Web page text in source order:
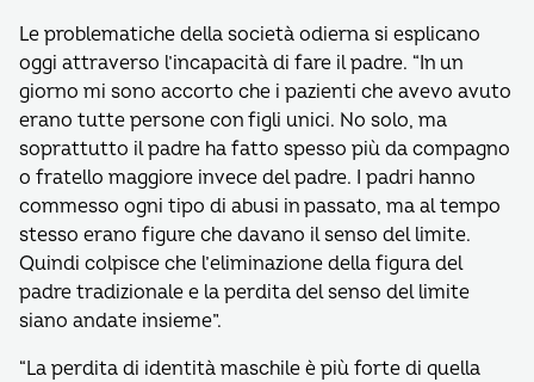
Le problematiche della società odierna si esplicano
oggi attraverso l’incapacità di fare il padre. “In un
giorno mi sono accorto che i pazienti che avevo avuto
erano tutte persone con figli unici. No solo, ma
soprattutto il padre ha fatto spesso più da compagno
o fratello maggiore invece del padre. I padri hanno
commesso ogni tipo di abusi in passato, ma al tempo
stesso erano figure che davano il senso del limite.
Quindi colpisce che l’eliminazione della figura del
padre tradizionale e la perdita del senso del limite
siano andate insieme”.
“La perdita di identità maschile è più forte di quella